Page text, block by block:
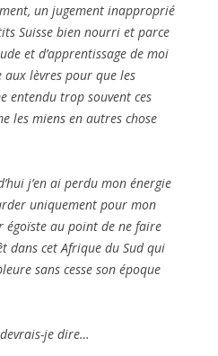
un jugement inapproprié
Suisse bien nourri et parce
et d’apprentissage de moi
lèvres pour que les
entendu trop souvent ces
les miens en autres chose
j’en ai perdu mon énergie
uniquement pour mon
égoïste au point de ne faire
dans cet Afrique du Sud qui
sans cesse son époque
je dire…